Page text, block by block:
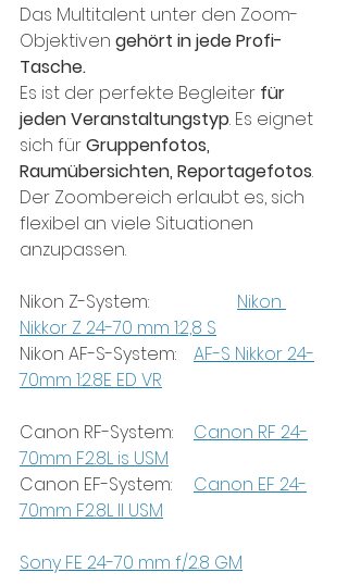
Das Multitalent unter den Zoom-
Objektiven gehört in jede Profi-
Tasche.
Es ist der perfekte Begleiter für
jeden Veranstaltungstyp. Es eignet
sich für Gruppenfotos,
Raumübersichten, Reportagefotos.
Der Zoombereich erlaubt es, sich
flexibel an viele Situationen
anzupassen.
Nikon
Nikkor Z 24-70 mm 1:2,8 S
AF-S Nikkor 24-
70mm 1:2.8E ED VR
Canon RF 24-
70mm F2.8L is USM
Canon EF 24-
70mm F2.8L II USM
Sony FE 24-70 mm f/2.8 GM